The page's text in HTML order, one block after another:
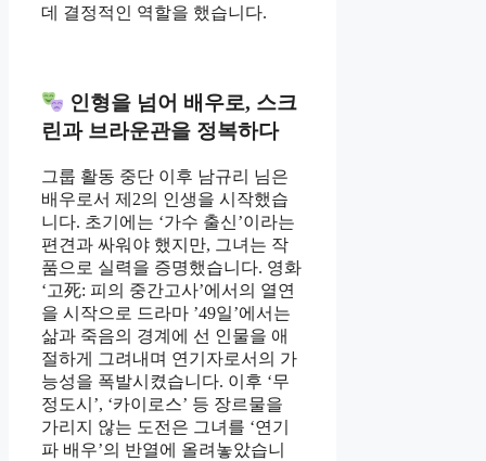
데 결정적인 역할을 했습니다.
인형을 넘어 배우로, 스크
린과 브라운관을 정복하다
그룹 활동 중단 이후 남규리 님은
배우로서 제2의 인생을 시작했습
니다. 초기에는 ‘가수 출신’이라는
편견과 싸워야 했지만, 그녀는 작
품으로 실력을 증명했습니다. 영화
‘고死: 피의 중간고사’에서의 열연
을 시작으로 드라마 ’49일’에서는
삶과 죽음의 경계에 선 인물을 애
절하게 그려내며 연기자로서의 가
능성을 폭발시켰습니다. 이후 ‘무
정도시’, ‘카이로스’ 등 장르물을
가리지 않는 도전은 그녀를 ‘연기
파 배우’의 반열에 올려놓았습니